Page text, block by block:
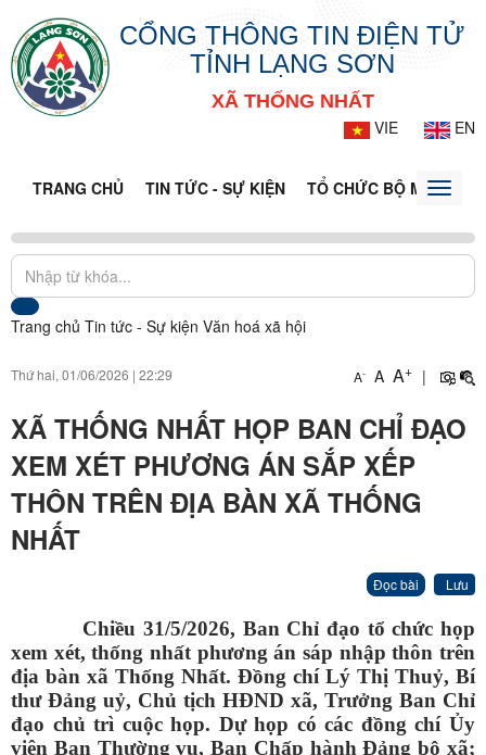
CỔNG THÔNG TIN ĐIỆN TỬ
TỈNH LẠNG SƠN
XÃ THỐNG NHẤT
VIE
EN
TRANG CHỦ TIN TỨC - SỰ KIỆN TỔ CHỨC BỘ MÁYToggle
Trang chủ Tin tức - Sự kiện Văn hoá xã hội
Thứ hai, 01/06/2026 | 22:29 A- A A+ |
XÃ THỐNG NHẤT HỌP BAN CHỈ ĐẠO
XEM XÉT PHƯƠNG ÁN SẮP XẾP
THÔN TRÊN ĐỊA BÀN XÃ THỐNG
NHẤT
Đọc bài Lưu
Chiều 31/5/2026, Ban Chỉ đạo tổ chức họp
xem xét, thống nhất phương án sáp nhập thôn trên
địa bàn xã Thống Nhất. Đồng chí Lý Thị Thuỷ, Bí
thư Đảng uỷ, Chủ tịch HĐND xã, Trưởng Ban Chỉ
đạo chủ trì cuộc họp. Dự họp có các đồng chí Ủy
viên Ban Thường vụ, Ban Chấp hành Đảng bộ xã;